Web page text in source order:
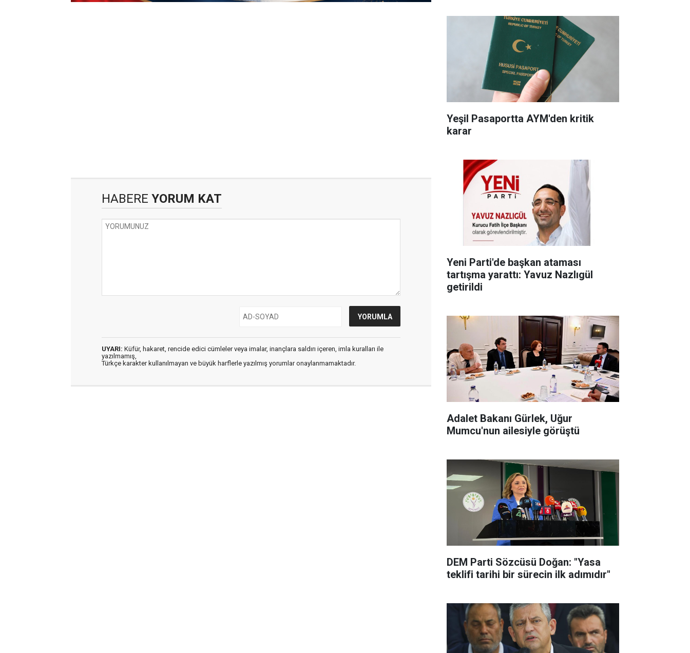
HABERE YORUM KAT
UYARI: Küfür, hakaret, rencide edici cümleler veya imalar, inançlara saldırı içeren, imla kuralları ile
yazılmamış,
Türkçe karakter kullanılmayan ve büyük harflerle yazılmış yorumlar onaylanmamaktadır.
Yeşil Pasaportta AYM'den kritik
karar
Yeni Parti'de başkan ataması
tartışma yarattı: Yavuz Nazlıgül
getirildi
Adalet Bakanı Gürlek, Uğur
Mumcu'nun ailesiyle görüştü
DEM Parti Sözcüsü Doğan: "Yasa
teklifi tarihi bir sürecin ilk adımıdır"